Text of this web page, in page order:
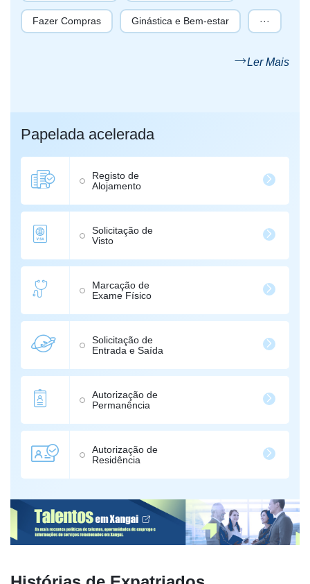
Fazer Compras Ginástica e Bem-estar ···
Ler Mais
Papelada acelerada
Registo de
Alojamento
Solicitação de
Visto
Marcação de
Exame Físico
Solicitação de
Entrada e Saída
Autorização de
Permanência
Autorização de
Residência